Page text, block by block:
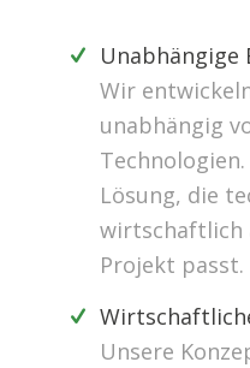
Unabhängige
Wir
unabhängig
Lösung, die
wirtschaftlich
Projekt passt.
Unsere